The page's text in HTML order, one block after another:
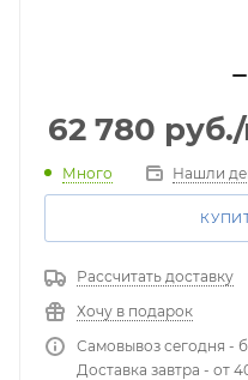
62 780 руб.
Много Нашли
Рассчитать доставку
Хочу в подарок
Самовывоз сегодня -
Доставка завтра - от